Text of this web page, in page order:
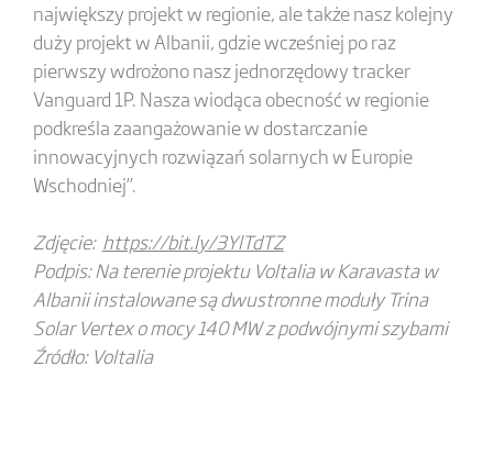
największy projekt w regionie, ale także nasz kolejny
duży projekt w Albanii, gdzie wcześniej po raz
pierwszy wdrożono nasz jednorzędowy tracker
Vanguard 1P. Nasza wiodąca obecność w regionie
podkreśla zaangażowanie w dostarczanie
innowacyjnych rozwiązań solarnych w Europie
Wschodniej”.
Zdjęcie: https://bit.ly/3YlTdTZ
Podpis: Na terenie projektu Voltalia w Karavasta w
Albanii instalowane są dwustronne moduły Trina
Solar Vertex o mocy 140 MW z podwójnymi szybami
Źródło: Voltalia